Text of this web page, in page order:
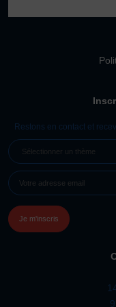
Vivicittà
Réaffiliation
Prise de licence
JE SOUHAITE
JE SOUHAITE
Affiliation
Honorabilité
Certificat Médical
Restons en contact et